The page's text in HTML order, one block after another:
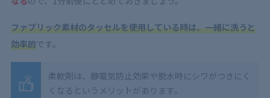
ファブリック素材のタッセルを使用している時は、一緒に洗うと
効率的です。
柔軟剤は、静電気防止効果や脱水時にシワがつきにく
くなるというメリットがあります。